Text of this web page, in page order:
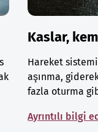
Kaslar,
Hareket
aşınma,
fazla oturma
Ayrıntılı bilgi